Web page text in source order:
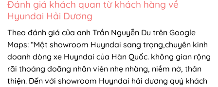
Đánh giá khách quan từ khách hàng về
Hyundai Hải Dương
Theo đánh giá của anh Trần Nguyễn Du trên Google
Maps: “Một showroom Huyndai sang trọng,chuyên kinh
doanh dòng xe Huyndai của Hàn Quốc. không gian rộng
rãi thoáng đoãng nhân viên nhẹ nhàng, niềm nở, thân
thiện. Đến với showroom Huyndai hải dương quý khách